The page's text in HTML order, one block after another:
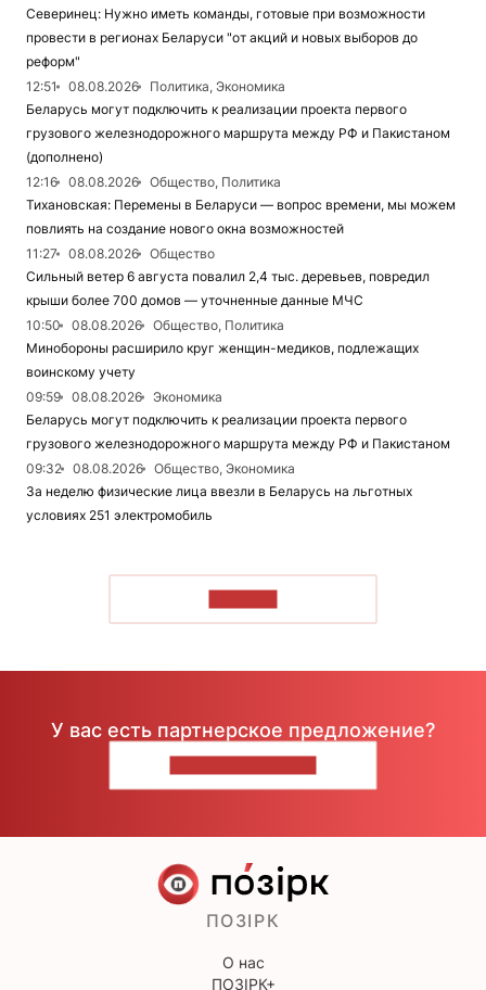
Северинец: Нужно иметь команды, готовые при возможности
провести в регионах Беларуси "от акций и новых выборов до
реформ"
12:51
08.08.2026
Политика, Экономика
Беларусь могут подключить к реализации проекта первого
грузового железнодорожного маршрута между РФ и Пакистаном
(дополнено)
12:16
08.08.2026
Общество, Политика
Тихановская: Перемены в Беларуси — вопрос времени, мы можем
повлиять на создание нового окна возможностей
11:27
08.08.2026
Общество
Сильный ветер 6 августа повалил 2,4 тыс. деревьев, повредил
крыши более 700 домов — уточненные данные МЧС
10:50
08.08.2026
Общество, Политика
Минобороны расширило круг женщин-медиков, подлежащих
воинскому учету
09:59
08.08.2026
Экономика
Беларусь могут подключить к реализации проекта первого
грузового железнодорожного маршрута между РФ и Пакистаном
09:32
08.08.2026
Общество, Экономика
За неделю физические лица ввезли в Беларусь на льготных
условиях 251 электромобиль
У вас есть партнерское предложение?
ПОЗІРК
О нас
ПОЗІРК+